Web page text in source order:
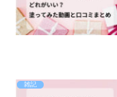
雑記